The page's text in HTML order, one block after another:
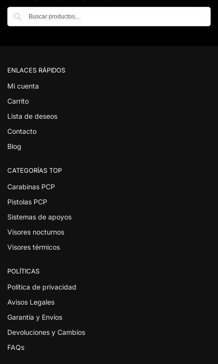
ENLACES RÁPIDOS
Mi cuenta
Carrito
Lista de deseos
Contacto
Blog
CATEGORÍAS TOP
Carabinas PCP
Pistolas PCP
Sistemas de apoyos
Visores nocturnos
Visores térmicos
POLÍTICAS
Política de privacidad
Avisos Legales
Garantía y Envíos
Devoluciones y Cambios
FAQs